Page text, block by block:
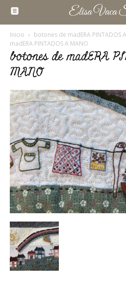
Elisa Vaca
Inicio botones de madERA PINTADOS
madERA PINTADOS A MANO
botones de madERA
MANO